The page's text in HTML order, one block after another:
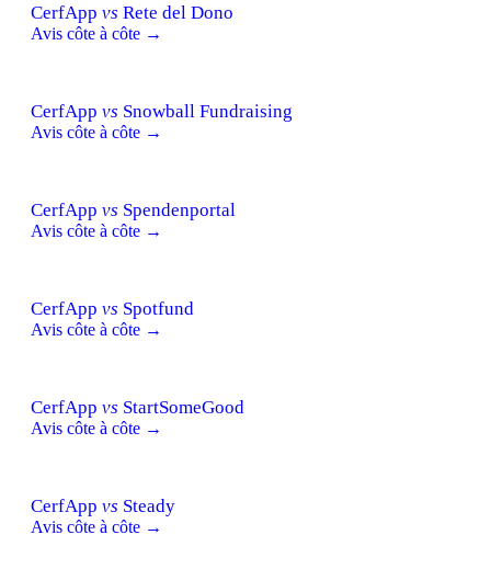
CerfApp vs Rete del Dono
Avis côte à côte →
CerfApp vs Snowball Fundraising
Avis côte à côte →
CerfApp vs Spendenportal
Avis côte à côte →
CerfApp vs Spotfund
Avis côte à côte →
CerfApp vs StartSomeGood
Avis côte à côte →
CerfApp vs Steady
Avis côte à côte →